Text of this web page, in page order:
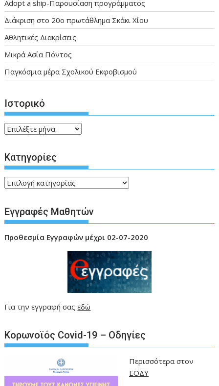
Adopt a ship-Παρουσίαση προγράμματος
Διάκριση στο 20ο πρωτάθλημα Σκάκι Χίου
Αθλητικές Διακρίσεις
Μικρά Ασία Πόντος
Παγκόσμια μέρα Σχολικού Εκφοβισμού
Ιστορικό
Ιστορικό
Kατηγορίες
Kατηγορίες
Εγγραφές Μαθητών
Προθεσμία Εγγραφών μέχρι 02-07-2020
Για την εγγραφή σαςεδώ
Kορωνοϊός Covid-19 – Οδηγίες
Περισσότερα στον
ΕΟΔΥ